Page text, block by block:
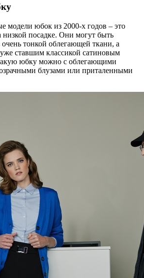
модели юбок из 2000-х годов – это
посадке. Они могут быть
тонкой облегающей ткани, а
ставшим классикой сатиновым
юбку можно с облегающими
блузами или приталенными